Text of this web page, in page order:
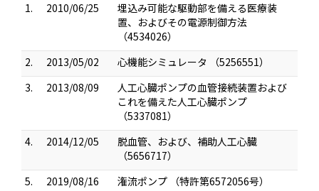
1.
2010/06/25
埋込み可能な駆動部を備える医療装
置、およびその電源制御方法
（4534026）
2.
2013/05/02
心機能シミュレータ （5256551）
3.
2013/08/09
人工心臓ポンプの血管接続装置および
これを備えた人工心臓ポンプ
（5337081）
4.
2014/12/05
脱血管、および、補助人工心臓
（5656717）
5.
2019/08/16
潅流ポンプ （特許第6572056号）